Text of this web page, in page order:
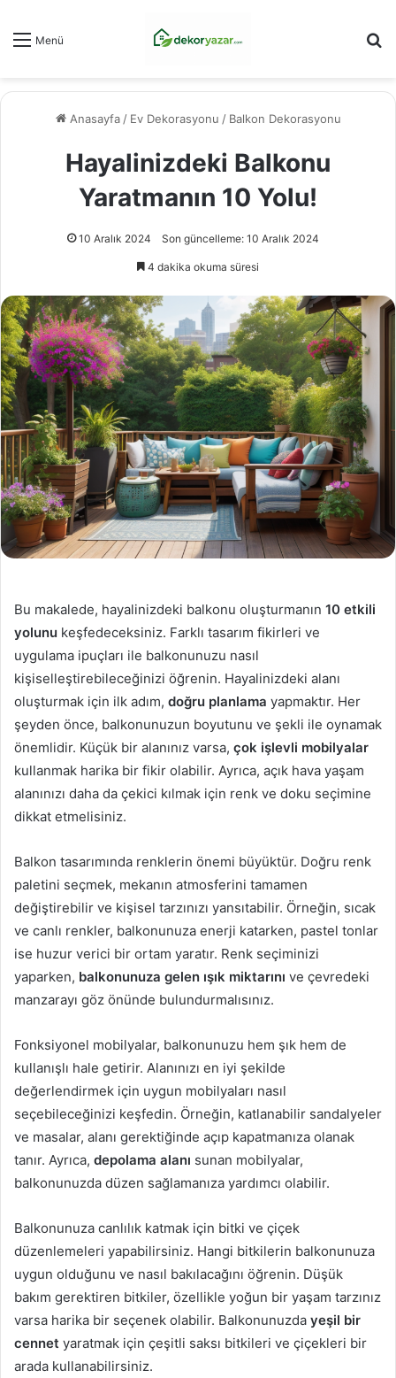
Menü
Anasayfa / Ev Dekorasyonu / Balkon Dekorasyonu
Hayalinizdeki Balkonu
Yaratmanın 10 Yolu!
10 Aralık 2024 Son güncelleme: 10 Aralık 2024
4 dakika okuma süresi
Bu makalede, hayalinizdeki balkonu oluşturmanın 10 etkili
yolunu keşfedeceksiniz. Farklı tasarım fikirleri ve
uygulama ipuçları ile balkonunuzu nasıl
kişiselleştirebileceğinizi öğrenin. Hayalinizdeki alanı
oluşturmak için ilk adım, doğru planlama yapmaktır. Her
şeyden önce, balkonunuzun boyutunu ve şekli ile oynamak
önemlidir. Küçük bir alanınız varsa, çok işlevli mobilyalar
kullanmak harika bir fikir olabilir. Ayrıca, açık hava yaşam
alanınızı daha da çekici kılmak için renk ve doku seçimine
dikkat etmelisiniz.
Balkon tasarımında renklerin önemi büyüktür. Doğru renk
paletini seçmek, mekanın atmosferini tamamen
değiştirebilir ve kişisel tarzınızı yansıtabilir. Örneğin, sıcak
ve canlı renkler, balkonunuza enerji katarken, pastel tonlar
ise huzur verici bir ortam yaratır. Renk seçiminizi
yaparken, balkonunuza gelen ışık miktarını ve çevredeki
manzarayı göz önünde bulundurmalısınız.
Fonksiyonel mobilyalar, balkonunuzu hem şık hem de
kullanışlı hale getirir. Alanınızı en iyi şekilde
değerlendirmek için uygun mobilyaları nasıl
seçebileceğinizi keşfedin. Örneğin, katlanabilir sandalyeler
ve masalar, alanı gerektiğinde açıp kapatmanıza olanak
tanır. Ayrıca, depolama alanı sunan mobilyalar,
balkonunuzda düzen sağlamanıza yardımcı olabilir.
Balkonunuza canlılık katmak için bitki ve çiçek
düzenlemeleri yapabilirsiniz. Hangi bitkilerin balkonunuza
uygun olduğunu ve nasıl bakılacağını öğrenin. Düşük
bakım gerektiren bitkiler, özellikle yoğun bir yaşam tarzınız
varsa harika bir seçenek olabilir. Balkonunuzda yeşil bir
cennet yaratmak için çeşitli saksı bitkileri ve çiçekleri bir
arada kullanabilirsiniz.